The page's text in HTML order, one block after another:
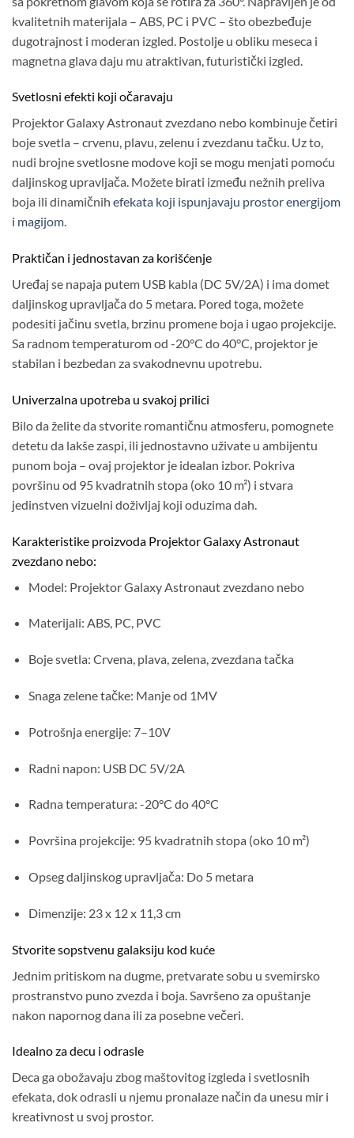
kvalitetnih materijala – ABS, PC i PVC – što obezbeđuje
dugotrajnost i moderan izgled. Postolje u obliku meseca i
magnetna glava daju mu atraktivan, futuristički izgled.
Svetlosni efekti koji očaravaju
Projektor Galaxy Astronaut zvezdano nebo kombinuje četiri
boje svetla – crvenu, plavu, zelenu i zvezdanu tačku. Uz to,
nudi brojne svetlosne modove koji se mogu menjati pomoću
daljinskog upravljača. Možete birati između nežnih preliva
boja ili dinamičnih efekata koji ispunjavaju prostor energijom
i magijom.
Praktičan i jednostavan za korišćenje
Uređaj se napaja putem USB kabla (DC 5V/2A) i ima domet
daljinskog upravljača do 5 metara. Pored toga, možete
podesiti jačinu svetla, brzinu promene boja i ugao projekcije.
Sa radnom temperaturom od -20°C do 40°C, projektor je
stabilan i bezbedan za svakodnevnu upotrebu.
Univerzalna upotreba u svakoj prilici
Bilo da želite da stvorite romantičnu atmosferu, pomognete
detetu da lakše zaspi, ili jednostavno uživate u ambijentu
punom boja – ovaj projektor je idealan izbor. Pokriva
površinu od 95 kvadratnih stopa (oko 10 m²) i stvara
jedinstven vizuelni doživljaj koji oduzima dah.
Karakteristike proizvoda Projektor Galaxy Astronaut
zvezdano nebo:
Model: Projektor Galaxy Astronaut zvezdano nebo
Materijali: ABS, PC, PVC
Boje svetla: Crvena, plava, zelena, zvezdana tačka
Snaga zelene tačke: Manje od 1MV
Potrošnja energije: 7–10V
Radni napon: USB DC 5V/2A
Radna temperatura: -20°C do 40°C
Površina projekcije: 95 kvadratnih stopa (oko 10 m²)
Opseg daljinskog upravljača: Do 5 metara
Dimenzije: 23 x 12 x 11,3 cm
Stvorite sopstvenu galaksiju kod kuće
Jednim pritiskom na dugme, pretvarate sobu u svemirsko
prostranstvo puno zvezda i boja. Savršeno za opuštanje
nakon napornog dana ili za posebne večeri.
Idealno za decu i odrasle
Deca ga obožavaju zbog maštovitog izgleda i svetlosnih
efekata, dok odrasli u njemu pronalaze način da unesu mir i
kreativnost u svoj prostor.